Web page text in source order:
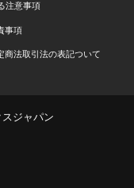
注意事項
事項
商法取引法の表記ついて
ジャパン